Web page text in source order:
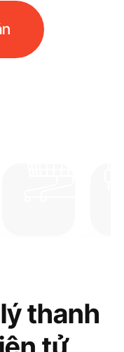
thanh